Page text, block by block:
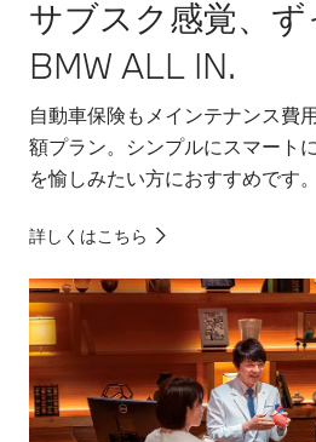
サブスク感覚、ず
BMW ALL IN.
自動車保険もメインテナンス費
額プラン。シンプルにスマート
を愉しみたい方におすすめです。
詳しくはこちら